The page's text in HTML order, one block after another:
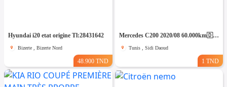
Hyundai i20 etat origine Tl:28431642
Bizerte , Bizerte Nord
48.900 TND
Mercedes C200 2020/08 60.000km🇩🇪 ⛔️ on accepte l échange des voitures
Tunis , Sidi Daoud
1 TND